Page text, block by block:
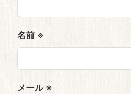
名前 ※
メール ※